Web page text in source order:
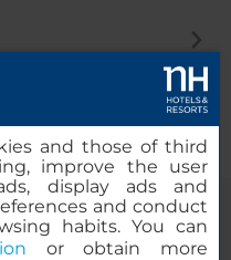
and those of third
improve the user
display ads and
and conduct
habits. You can
or obtain more